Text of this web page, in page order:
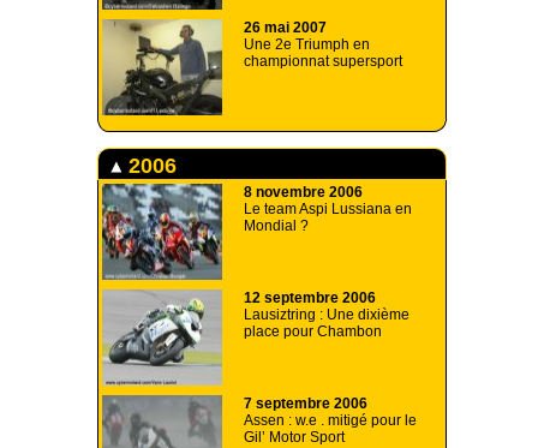
26 mai 2007
Une 2e Triumph en
championnat supersport
2006
8 novembre 2006
Le team Aspi Lussiana en
Mondial ?
12 septembre 2006
Lausiztring : Une dixième
place pour Chambon
7 septembre 2006
Assen : w.e . mitigé pour le
Gil’ Motor Sport